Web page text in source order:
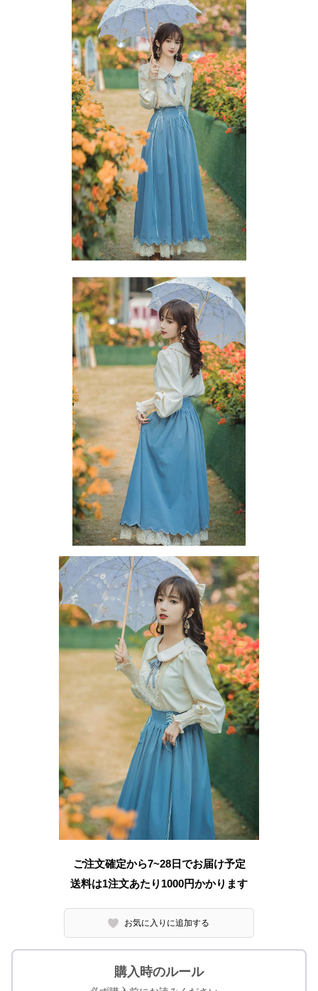
ご注文確定から7~28日でお届け予定
送料は1注文あたり 1000円かかります
お気に入りに追加する
購入時のルール